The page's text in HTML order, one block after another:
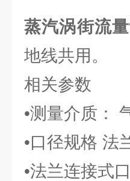
蒸汽涡街流
地线共用。
相关参数
•测量介质：
•口径规格 法
•法兰连接式